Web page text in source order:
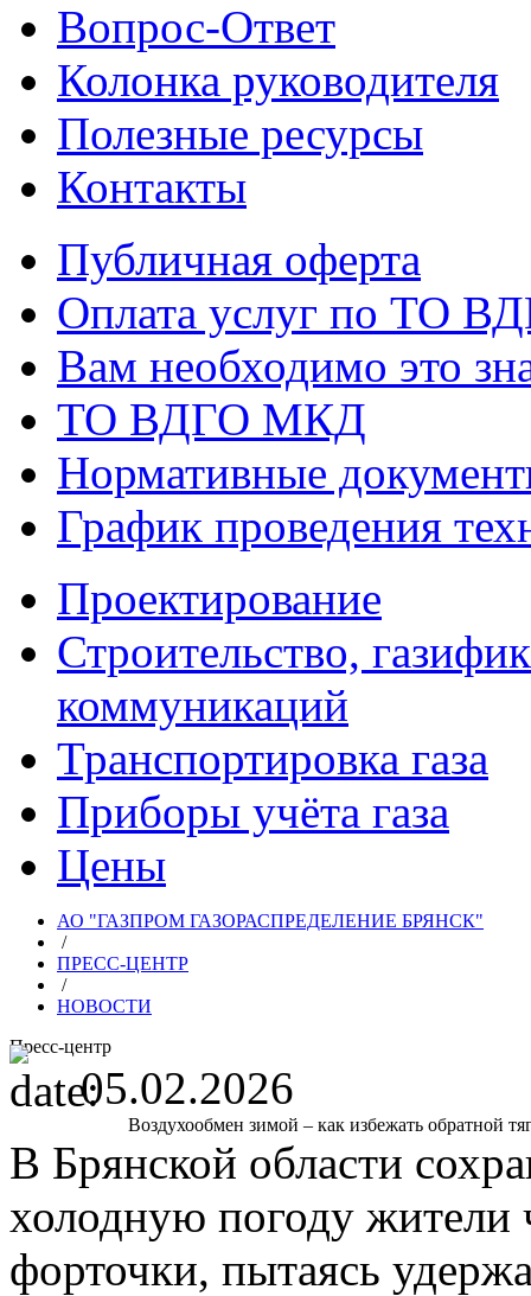
Вопрос-Ответ
Колонка руководителя
Полезные ресурсы
Контакты
Публичная оферта
Оплата услуг по ТО
Вам необходимо это
ТО ВДГО МКД
Нормативные
График проведения
Проектирование
Строительство,
коммуникаций
Транспортировка газа
Приборы учёта газа
Цены
АО "ГАЗПРОМ ГАЗОРАСПРЕДЕЛЕНИЕ БРЯНСК"
/
ПРЕСС-ЦЕНТР
/
НОВОСТИ
Пресс-центр
05.02.2026
Воздухообмен зимой – как избежать обратной
В Брянской области
холодную погоду жители
форточки, пытаясь